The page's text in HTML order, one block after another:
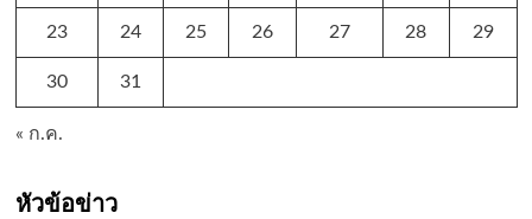
23 24 25 26 27 28 29
30 31
« ก.ค.
หัวข้อข่าว